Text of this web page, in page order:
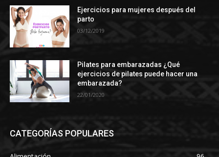
Ejercicios para mujeres después del
parto
03/12/2019
Pilates para embarazadas ¿Qué
ejercicios de pilates puede hacer una
embarazada?
22/01/2020
CATEGORÍAS POPULARES